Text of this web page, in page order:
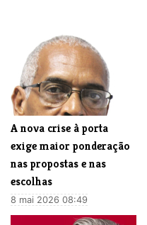
A nova crise à porta
exige maior ponderação
nas propostas e nas
escolhas
8 mai 2026 08:49